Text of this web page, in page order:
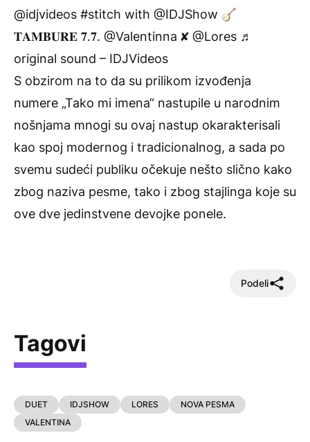
@idjvideos #stitch with @IDJShow 🪕
𝐓𝐀𝐌𝐁𝐔𝐑𝐄 𝟕.𝟕. @Valentinna ✘ @Lores ♬
original sound – IDJVideos
S obzirom na to da su prilikom izvođenja
numere „Tako mi imena“ nastupile u narodnim
nošnjama mnogi su ovaj nastup okarakterisali
kao spoj modernog i tradicionalnog, a sada po
svemu sudeći publiku očekuje nešto slično kako
zbog naziva pesme, tako i zbog stajlinga koje su
ove dve jedinstvene devojke ponele.
Podeli
Tagovi
DUET IDJSHOW LORES
NOVA PESMA
VALENTINA